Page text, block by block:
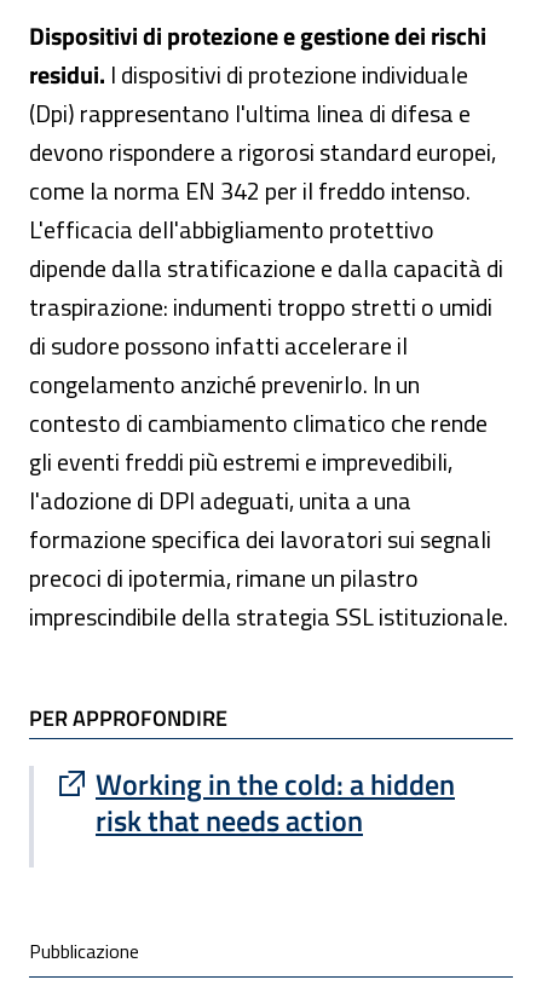
Dispositivi di protezione e gestione dei rischi
residui. I dispositivi di protezione individuale
(Dpi) rappresentano l'ultima linea di difesa e
devono rispondere a rigorosi standard europei,
come la norma EN 342 per il freddo intenso.
L'efficacia dell'abbigliamento protettivo
dipende dalla stratificazione e dalla capacità di
traspirazione: indumenti troppo stretti o umidi
di sudore possono infatti accelerare il
congelamento anziché prevenirlo. In un
contesto di cambiamento climatico che rende
gli eventi freddi più estremi e imprevedibili,
l'adozione di DPI adeguati, unita a una
formazione specifica dei lavoratori sui segnali
precoci di ipotermia, rimane un pilastro
imprescindibile della strategia SSL istituzionale.
TI POTREBBE INTERESSARE
PER APPROFONDIRE
Working in the cold: a hidden
risk that needs action
Sito esterno : apre una nuova finestra
Condivisione social
Pubblicazione